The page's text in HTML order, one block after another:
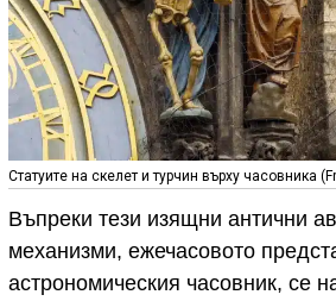
Статуите на скелет и турчин върху часовника
Въпреки тези изящни антични
механизми, ежечасовото
астрономическия часовник, се